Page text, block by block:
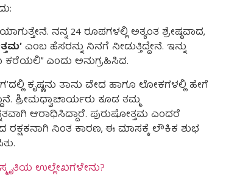
ನನ್ನ 24 ರೂಪಗಳಲ್ಲಿ ಅತ್ಯಂತ ಶ್ರೇಷ್ಠವಾದ,
ಎಂಬ ಹೆಸರನ್ನು ನಿನಗೆ ನೀಡುತ್ತಿದ್ದೇನೆ. ಇನ್ನು
ಕರೆಯಲಿ” ಎಂದು ಅನುಗ್ರಹಿಸಿದ.
ಕೃಷ್ಣನು ತಾನು ವೇದ ಹಾಗೂ ಲೋಕಗಳಲ್ಲಿ ಹೇಗೆ
ಶ್ರೀಮಧ್ವಾಚಾರ್ಯರು ಕೂಡ ತಮ್ಮ
ಆರಾಧಿಸಿದ್ದಾರೆ. ಪುರುಷೋತ್ತಮ ಎಂದರೆ
ನಿಂತ ಕಾರಣ, ಈ ಮಾಸಕ್ಕೆ ಲೌಕಿಕ ಶುಭ
ಉಲ್ಲೇಖಗಳೇನು?